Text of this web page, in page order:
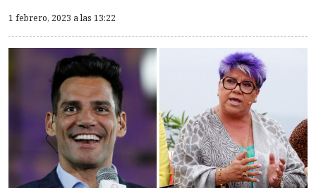
1 febrero, 2023 a las 13:22